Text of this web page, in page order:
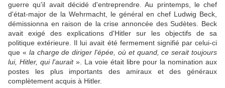
guerre qu'il avait décidé d'entreprendre. Au printemps, le chef
d'état-major de la Wehrmacht, le général en chef Ludwig Beck,
démissionna en raison de la crise annoncée des Sudètes. Beck
avait exigé des explications d'Hitler sur les objectifs de sa
politique extérieure. Il lui avait été fermement signifié par celui-ci
que « la charge de diriger l'épée, où et quand, ce serait toujours
lui, Hitler, qui l'aurait». La voie était libre pour la nomination aux
postes les plus importants des amiraux et des généraux
complètement acquis à Hitler.